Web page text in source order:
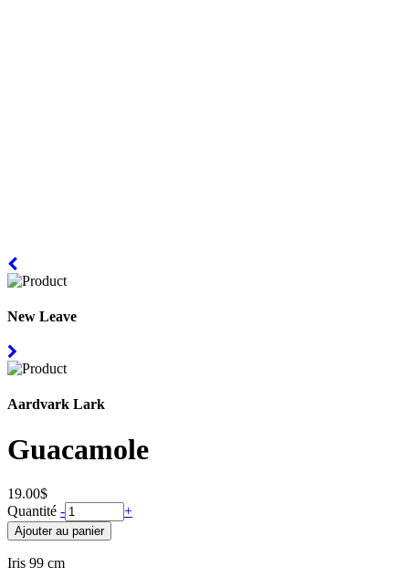
New Leave
Aardvark Lark
Guacamole
19.00$
Quantité - +
Iris 99 cm